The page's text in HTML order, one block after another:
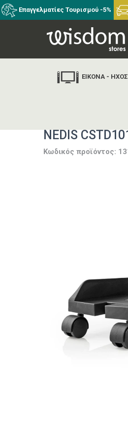
Επαγγελματίες Τουρισμού -5%
ΕΙΚΟΝΑ - ΗΧΟΣ
NEDIS
Κωδικός προϊόντος: